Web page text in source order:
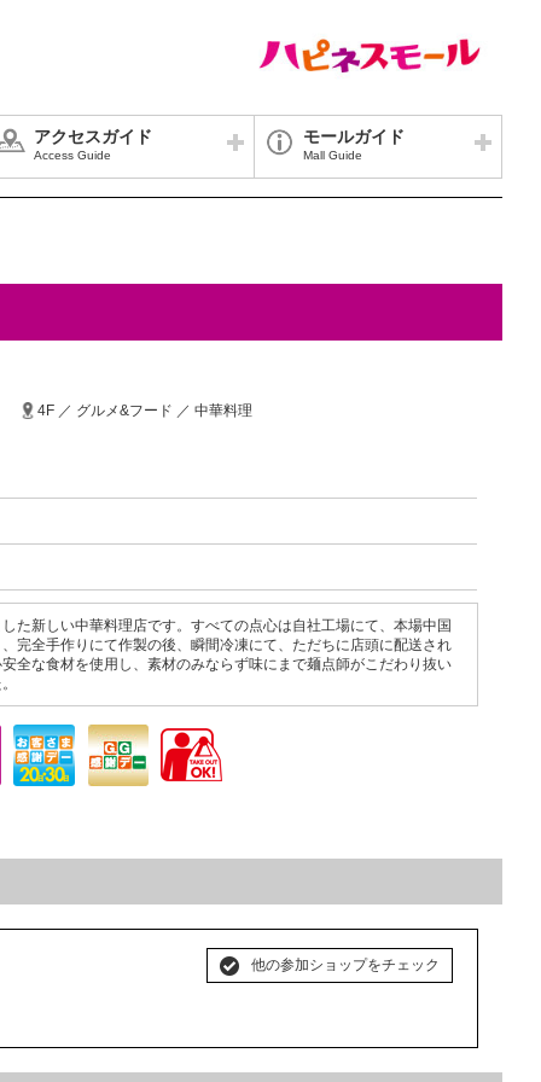
アクセスガイド
Access Guide
モールガイド
Mall Guide
4F ／ グルメ&フード ／ 中華料理
た新しい中華料理店です。すべての点心は自社工場にて、本場中国
完全手作りにて作製の後、瞬間冷凍にて、ただちに店頭に配送され
全な食材を使用し、素材のみならず味にまで麺点師がこだわり抜い
他の参加ショップをチェック